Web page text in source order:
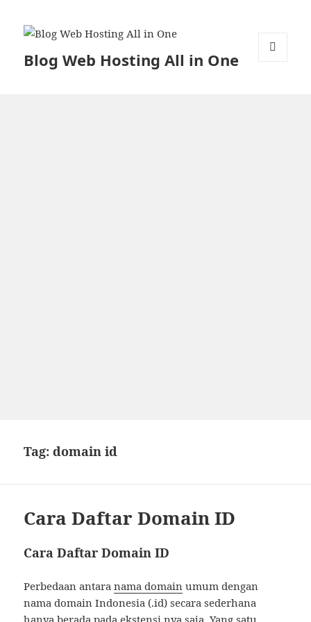
Blog Web Hosting All in One
Tag:domain id
Cara Daftar Domain ID
Cara Daftar Domain ID
Perbedaan antaranama domain umum dengan
nama domain Indonesia (.id) secara sederhana